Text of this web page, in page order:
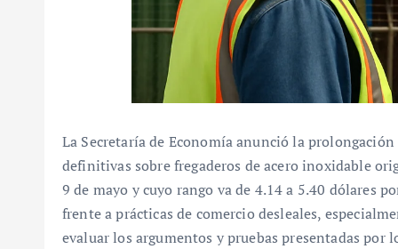
La Secretaría de Economía anunció la
definitivas sobre fregaderos de acero inoxidable
9 de mayo y cuyo rango va de 4.14 a 5.40 dólares
frente a prácticas de comercio desleales,
evaluar los argumentos y pruebas presentadas por